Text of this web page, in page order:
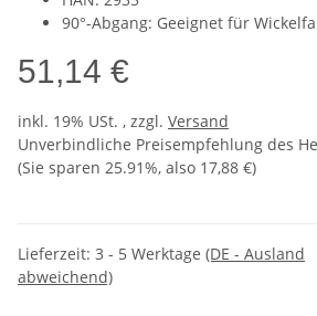
90°-Abgang: Geeignet für
51,14 €
inkl. 19% USt. , zzgl. Versand
Unverbindliche Preisempfehlung des
(Sie sparen 25.91%, also 17,88 €)
Lieferzeit: 3 - 5 Werktage (DE - Ausland
abweichend)